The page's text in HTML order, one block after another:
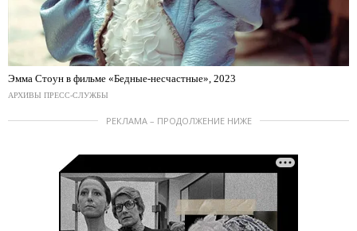
Эмма Стоун в фильме «Бедные-несчастные», 2023
АРХИВЫ ПРЕСС-СЛУЖБЫ
РЕКЛАМА – ПРОДОЛЖЕНИЕ НИЖЕ